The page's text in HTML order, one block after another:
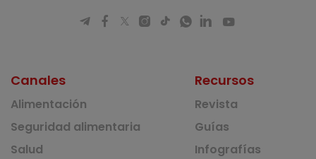
Canales
Alimentación
Seguridad alimentaria
Salud
Recursos
Revista
Guías
Infografías